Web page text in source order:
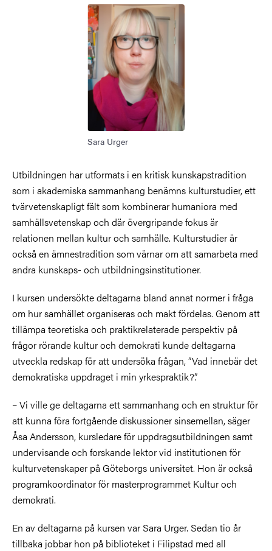
Bild
Sara Urger
Utbildningen har utformats i en kritisk kunskapstradition
som i akademiska sammanhang benämns kulturstudier, ett
tvärvetenskapligt fält som kombinerar humaniora med
samhällsvetenskap och där övergripande fokus är
relationen mellan kultur och samhälle. Kulturstudier är
också en ämnestradition som värnar om att samarbeta med
andra kunskaps- och utbildningsinstitutioner.
I kursen undersökte deltagarna bland annat normer i fråga
om hur samhället organiseras och makt fördelas. Genom att
tillämpa teoretiska och praktikrelaterade perspektiv på
frågor rörande kultur och demokrati kunde deltagarna
utveckla redskap för att undersöka frågan, ”Vad innebär det
demokratiska uppdraget i min yrkespraktik?”.
– Vi ville ge deltagarna ett sammanhang och en struktur för
att kunna föra fortgående diskussioner sinsemellan, säger
Åsa Andersson, kursledare för uppdragsutbildningen samt
undervisande och forskande lektor vid institutionen för
kulturvetenskaper på Göteborgs universitet. Hon är också
programkoordinator för masterprogrammet Kultur och
demokrati.
En av deltagarna på kursen var Sara Urger. Sedan tio år
tillbaka jobbar hon på biblioteket i Filipstad med all